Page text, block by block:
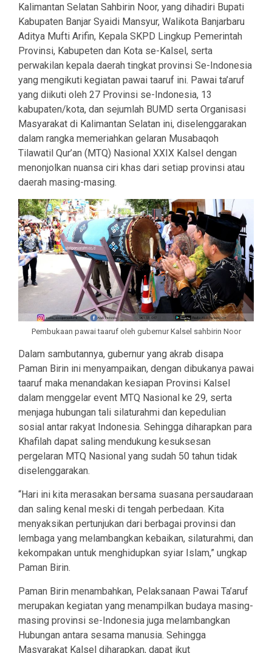
Kalimantan Selatan Sahbirin Noor, yang dihadiri Bupati
Kabupaten Banjar Syaidi Mansyur, Walikota Banjarbaru
Aditya Mufti Arifin, Kepala SKPD Lingkup Pemerintah
Provinsi, Kabupeten dan Kota se-Kalsel, serta
perwakilan kepala daerah tingkat provinsi Se-Indonesia
yang mengikuti kegiatan pawai taaruf ini. Pawai ta’aruf
yang diikuti oleh 27 Provinsi se-Indonesia, 13
kabupaten/kota, dan sejumlah BUMD serta Organisasi
Masyarakat di Kalimantan Selatan ini, diselenggarakan
dalam rangka memeriahkan gelaran Musabaqoh
Tilawatil Qur’an (MTQ) Nasional XXIX Kalsel dengan
menonjolkan nuansa ciri khas dari setiap provinsi atau
daerah masing-masing.
Pembukaan pawai taaruf oleh gubernur Kalsel sahbirin Noor
Dalam sambutannya, gubernur yang akrab disapa
Paman Birin ini menyampaikan, dengan dibukanya pawai
taaruf maka menandakan kesiapan Provinsi Kalsel
dalam menggelar event MTQ Nasional ke 29, serta
menjaga hubungan tali silaturahmi dan kepedulian
sosial antar rakyat Indonesia. Sehingga diharapkan para
Khafilah dapat saling mendukung kesuksesan
pergelaran MTQ Nasional yang sudah 50 tahun tidak
diselenggarakan.
“Hari ini kita merasakan bersama suasana persaudaraan
dan saling kenal meski di tengah perbedaan. Kita
menyaksikan pertunjukan dari berbagai provinsi dan
lembaga yang melambangkan kebaikan, silaturahmi, dan
kekompakan untuk menghidupkan syiar Islam,” ungkap
Paman Birin.
Paman Birin menambahkan, Pelaksanaan Pawai Ta’aruf
merupakan kegiatan yang menampilkan budaya masing-
masing provinsi se-Indonesia juga melambangkan
Hubungan antara sesama manusia. Sehingga
Masyarakat Kalsel diharapkan, dapat ikut